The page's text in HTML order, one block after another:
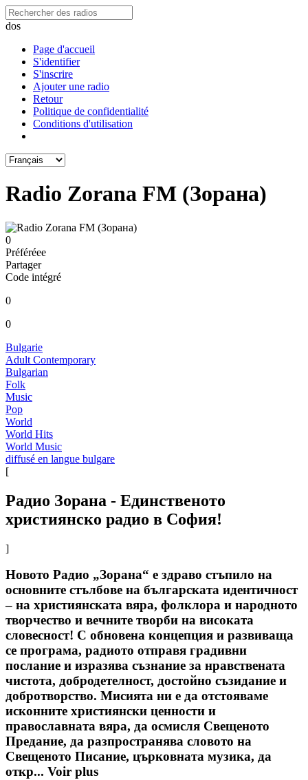
dos
Page d'accueil
S'identifier
S'inscrire
Ajouter une radio
Retour
Politique de confidentialité
Conditions d'utilisation
Radio Zorana FM (Зорана)
0
Préféréeе
Partager
Code intégré
0
0
Bulgarie
Adult Contemporary
Bulgarian
Folk
Music
Pop
World
World Hits
World Music
diffusé en langue bulgare
[
Радио Зорана - Единственото
християнско радио в София!
]
Новото Радио „Зорана“ е здраво стъпило на
основните стълбове на българската идентичност
– на християнската вяра, фолклора и народното
творчество и вечните творби на високата
словесност! С обновена концепция и развиваща
се програма, радиото отправя градивни
послание и изразява съзнание за нравствената
чистота, добродетелност, достойно съзидание и
добротворство. Мисията ни е да отстояваме
исконните християнски ценности и
православната вяра, да осмисля Свещеното
Предание, да разпространява словото на
Свещеното Писание, църковната музика, да
откр... Voir plus